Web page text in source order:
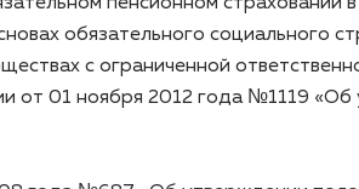
обязательного социального
с ограниченной
от 01 ноября 2012 года №1119